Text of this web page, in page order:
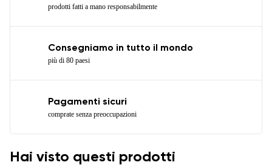
prodotti fatti a mano responsabilmente
Consegniamo in tutto il mondo
più di 80 paesi
Pagamenti sicuri
comprate senza preoccupazioni
Hai visto questi prodotti